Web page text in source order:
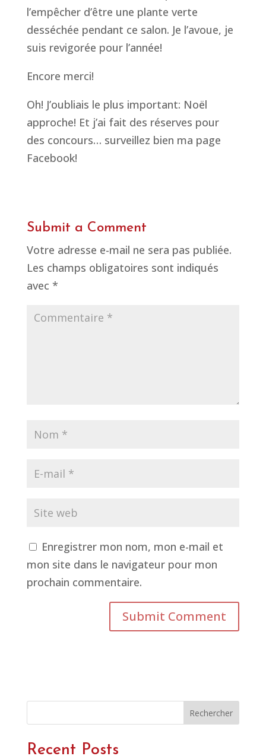
l’empêcher d’être une plante verte
desséchée pendant ce salon. Je l’avoue, je
suis revigorée pour l’année!
Encore merci!
Oh! J’oubliais le plus important: Noël
approche! Et j’ai fait des réserves pour
des concours… surveillez bien ma page
Facebook!
Submit a Comment
Votre adresse e-mail ne sera pas publiée.
Les champs obligatoires sont indiqués
avec *
Enregistrer mon nom, mon e-mail et
mon site dans le navigateur pour mon
prochain commentaire.
Rechercher
Recent Posts